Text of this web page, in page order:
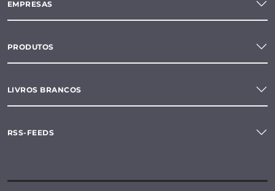
EMPRESAS
PRODUTOS
LIVROS BRANCOS
RSS-FEEDS